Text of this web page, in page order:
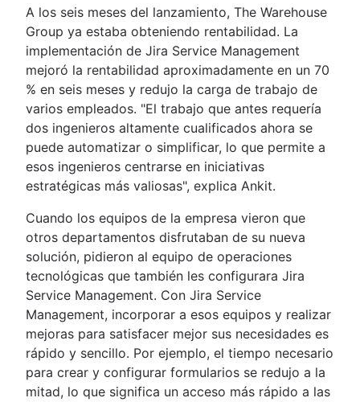
A los seis meses del lanzamiento, The Warehouse
Group ya estaba obteniendo rentabilidad. La
implementación de Jira Service Management
mejoró la rentabilidad aproximadamente en un 70
% en seis meses y redujo la carga de trabajo de
varios empleados. "El trabajo que antes requería
dos ingenieros altamente cualificados ahora se
puede automatizar o simplificar, lo que permite a
esos ingenieros centrarse en iniciativas
estratégicas más valiosas", explica Ankit.
Cuando los equipos de la empresa vieron que
otros departamentos disfrutaban de su nueva
solución, pidieron al equipo de operaciones
tecnológicas que también les configurara Jira
Service Management. Con Jira Service
Management, incorporar a esos equipos y realizar
mejoras para satisfacer mejor sus necesidades es
rápido y sencillo. Por ejemplo, el tiempo necesario
para crear y configurar formularios se redujo a la
mitad, lo que significa un acceso más rápido a las